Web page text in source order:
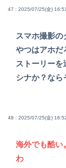
47 : 2025/07/25(金)
スマホ撮影
やつはアホだ
ストーリー
シナか？なら
48 : 2025/07/25(金)
海外でも酷
わ